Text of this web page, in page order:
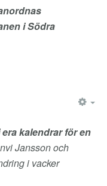
i Södra
kalendrar för en
Jansson och
i vacker